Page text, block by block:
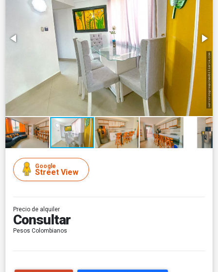
Google
Street View
Precio de alquiler
Consultar
Pesos Colombianos